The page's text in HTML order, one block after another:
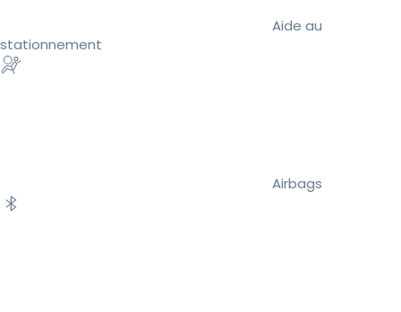
Aide au
stationnement
Airbags